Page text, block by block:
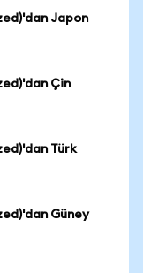
Japon
Çin
Türk
Güney